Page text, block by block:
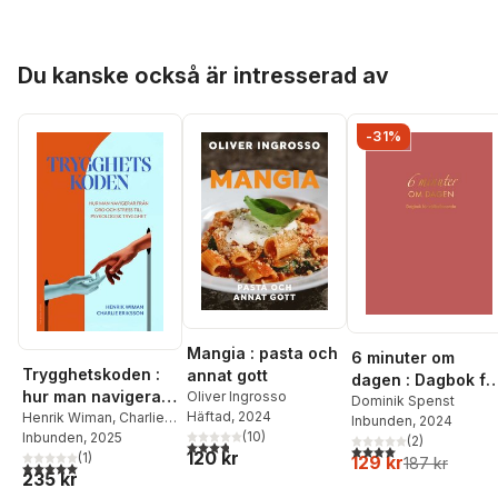
Du kanske också är intresserad av
Trygghetskoden :
hur man navigerar
från oro och stress
till psykologisk
trygghet
Henrik Wiman, Charlie
Eriksson
Inbunden, 2025
5,0utav 5 stjärnor. Totalt antal röster:
(1)
235 kr
Mangia : pasta och
annat gott
Oliver Ingrosso
Häftad, 2024
3,8utav 5 stjärnor. Totalt antal röster:
(10)
120 kr
-31%
6 minuter om
dagen : Dagbok
välbefinnande
Dominik Spenst
Inbunden, 2024
4,0utav 5 stjärnor.
(2)
129 kr187 kr